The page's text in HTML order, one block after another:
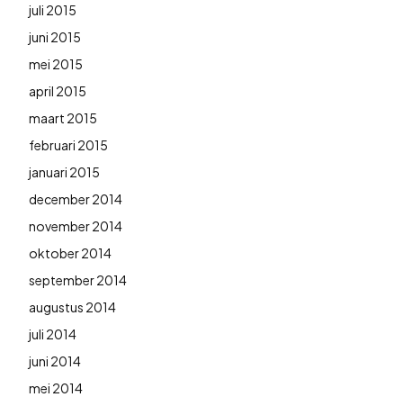
juli 2015
juni 2015
mei 2015
april 2015
maart 2015
februari 2015
januari 2015
december 2014
november 2014
oktober 2014
september 2014
augustus 2014
juli 2014
juni 2014
mei 2014